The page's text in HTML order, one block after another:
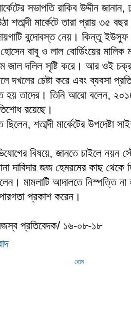
সভাপতি রাকিব উদ্দীন
শতাব্দী মার্কেটে তারা প্রায় ৩৫
বন্দোবস্ত নেয়। কিন্তু
বাবু ও লাল বোর্ডিংয়ের
জাল দলিল সৃষ্টি করে। আর ওই
দখলের চেষ্টা করে এবং ব্যবসা
হয় তাদের। তিনি আরো বলেন,
রয়েছে।
শতাব্দী মার্কেটের উপদেষ্টা
বিষয়ে, জানতে চাইলে নয়ন
দাবিদার জজ হেমরমের কাছ
মামলাটি আদালতে নিস্পত্তি না
প্রকাশ করেন।
প্রতিবেদক/ ১৬-০৮-১৮
হোম